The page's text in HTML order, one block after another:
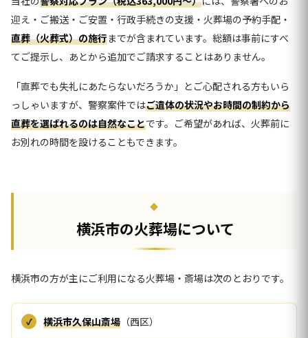
迎え・ご搬送・ご安置・行政手続きの支援・火葬場の予約手配・
直葬（火葬式）の施行までが含まれています。総額は事前にすべ
てご提示し、あとから追加でご請求することはありません。
「直葬でも失礼にあたらないだろうか」とご心配される方もいら
っしゃいますが、警察案件ではご遺体の状況やお時間の制約から
直葬を選ばれるのは自然なことです。ご希望があれば、火葬前に
お別れの時間を設けることもできます。
横浜市の火葬場について
横浜市の方が主にご利用になる火葬場・斎場は次のとおりです。
横浜市久保山斎場 （西区）